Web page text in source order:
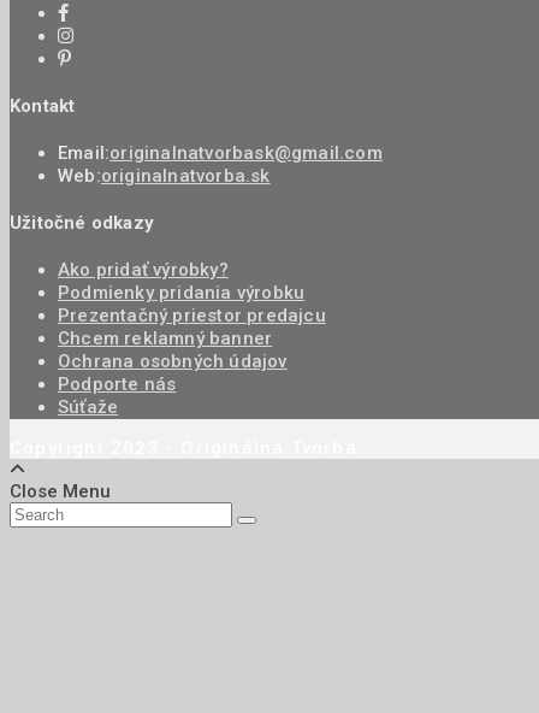
Kontakt
Email:originalnatvorbask@gmail.com
Web:originalnatvorba.sk
Užitočné odkazy
Ako pridať výrobky?
Podmienky pridania výrobku
Prezentačný priestor predajcu
Chcem reklamný banner
Ochrana osobných údajov
Podporte nás
Súťaže
Close Menu